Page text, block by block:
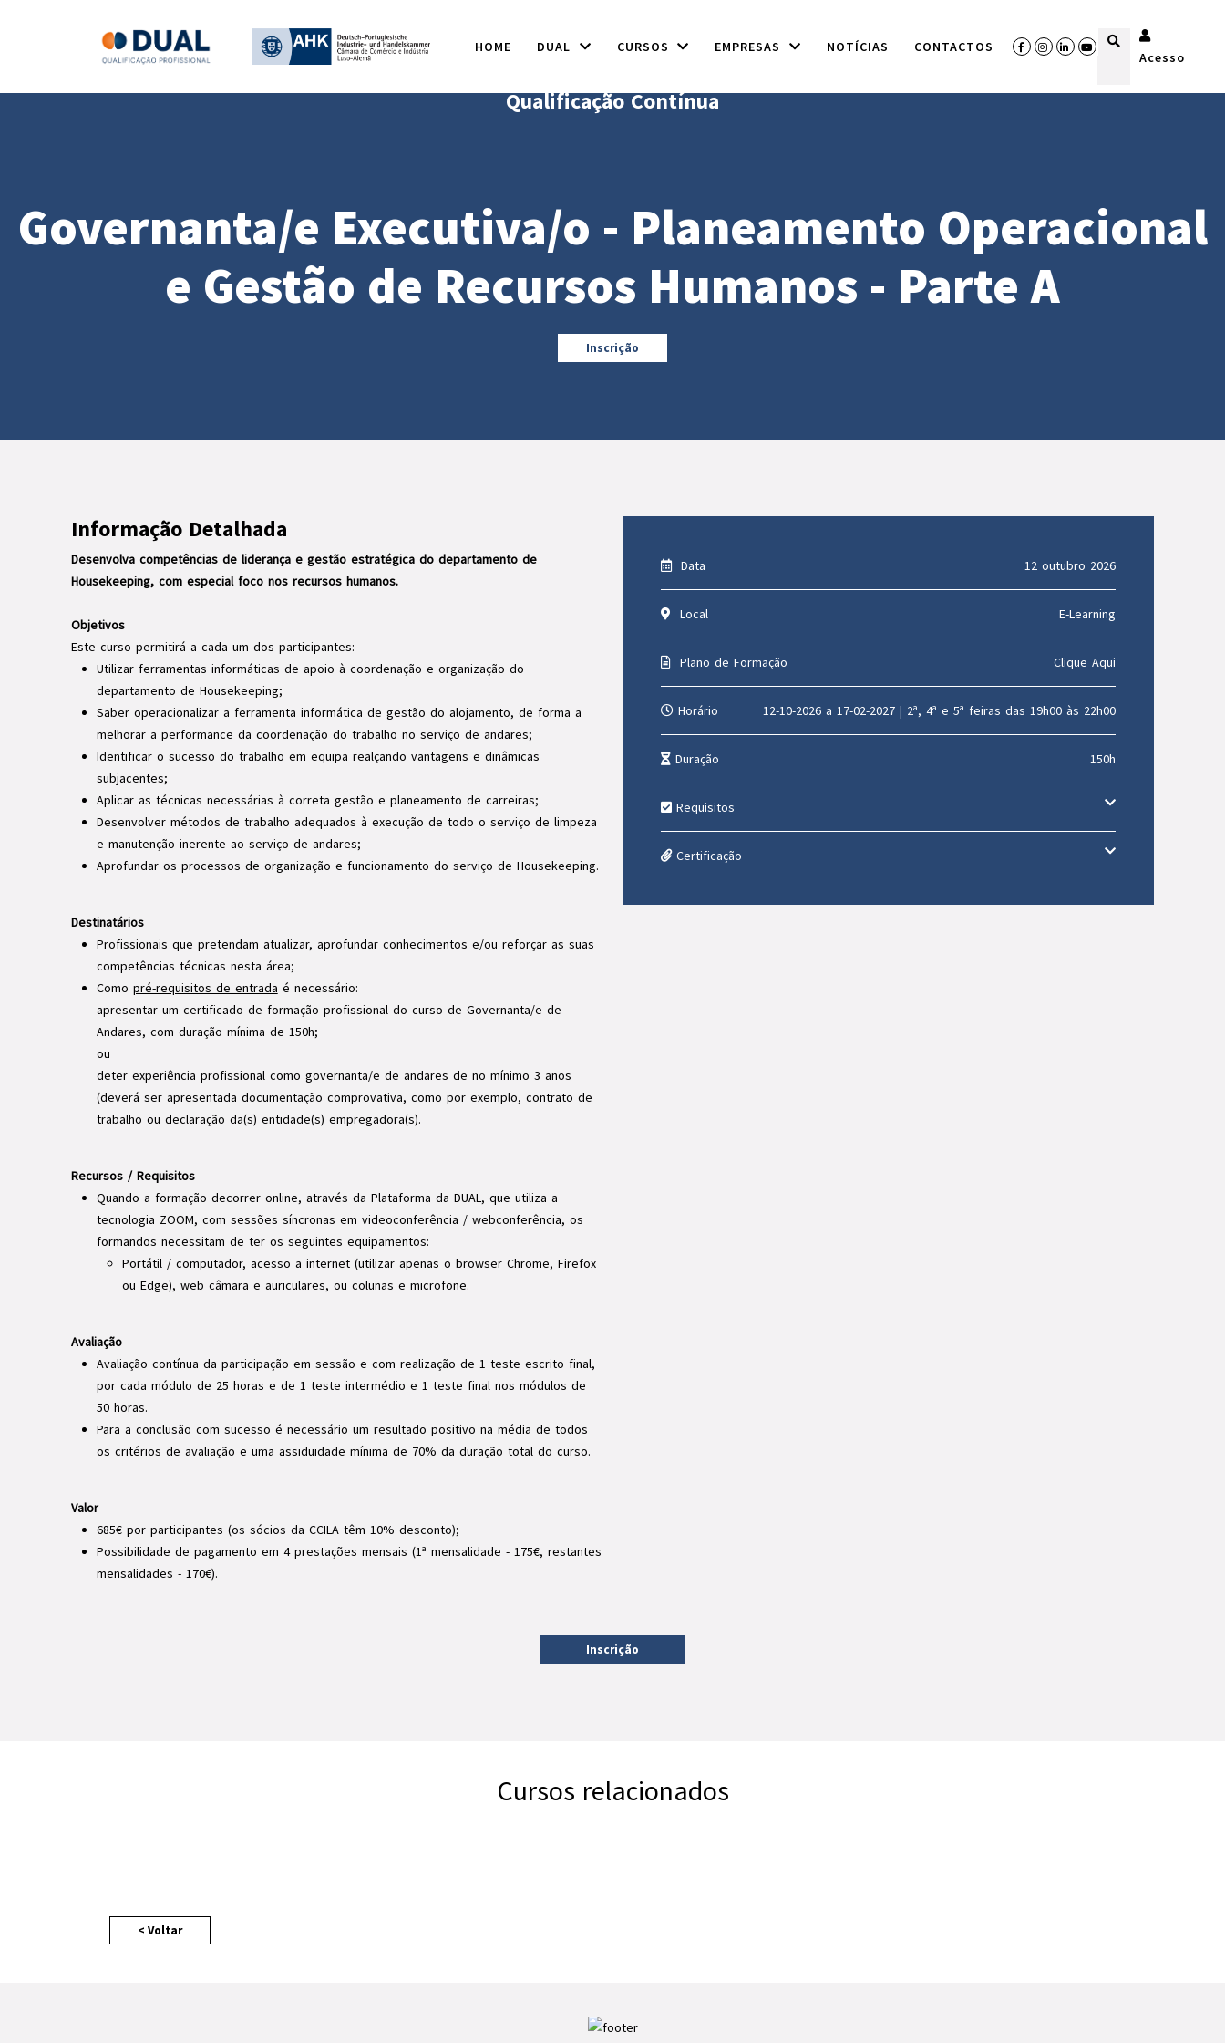
HOME DUAL CURSOS EMPRESAS NOTÍCIAS CONTACTOS
Acesso
Qualificação Contínua
Governanta/e Executiva/o - Planeamento Operacional
e Gestão de Recursos Humanos - Parte A
Inscrição
Informação Detalhada
Desenvolva competências de liderança e gestão estratégica do departamento de
Housekeeping, com especial foco nos recursos humanos.
Objetivos
Este curso permitirá a cada um dos participantes:
Utilizar ferramentas informáticas de apoio à coordenação e organização do
departamento de Housekeeping;
Saber operacionalizar a ferramenta informática de gestão do alojamento, de forma a
melhorar a performance da coordenação do trabalho no serviço de andares;
Identificar o sucesso do trabalho em equipa realçando vantagens e dinâmicas
subjacentes;
Aplicar as técnicas necessárias à correta gestão e planeamento de carreiras;
Desenvolver métodos de trabalho adequados à execução de todo o serviço de limpeza
e manutenção inerente ao serviço de andares;
Aprofundar os processos de organização e funcionamento do serviço de Housekeeping.
Destinatários
Profissionais que pretendam atualizar, aprofundar conhecimentos e/ou reforçar as suas
competências técnicas nesta área;
Como pré-requisitos de entrada é necessário:
apresentar um certificado de formação profissional do curso de Governanta/e de
Andares, com duração mínima de 150h;
ou
deter experiência profissional como governanta/e de andares de no mínimo 3 anos
(deverá ser apresentada documentação comprovativa, como por exemplo, contrato de
trabalho ou declaração da(s) entidade(s) empregadora(s).
Recursos / Requisitos
Quando a formação decorrer online, através da Plataforma da DUAL, que utiliza a
tecnologia ZOOM, com sessões síncronas em videoconferência / webconferência, os
formandos necessitam de ter os seguintes equipamentos:
Portátil / computador, acesso a internet (utilizar apenas o browser Chrome, Firefox
ou Edge), web câmara e auriculares, ou colunas e microfone.
Avaliação
Avaliação contínua da participação em sessão e com realização de 1 teste escrito final,
por cada módulo de 25 horas e de 1 teste intermédio e 1 teste final nos módulos de
50 horas.
Para a conclusão com sucesso é necessário um resultado positivo na média de todos
os critérios de avaliação e uma assiduidade mínima de 70% da duração total do curso.
Valor
685€ por participantes (os sócios da CCILA têm 10% desconto);
Possibilidade de pagamento em 4 prestações mensais (1ª mensalidade - 175€, restantes
mensalidades - 170€).
Data 12 outubro 2026
Local E-Learning
Plano de Formação Clique Aqui
Horário 12-10-2026 a 17-02-2027 | 2ª, 4ª e 5ª feiras das 19h00 às 22h00
Duração 150h
Requisitos
Certificação
Inscrição
Cursos relacionados
< Voltar